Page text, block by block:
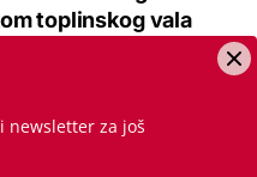
toplinskog vala
newsletter za još